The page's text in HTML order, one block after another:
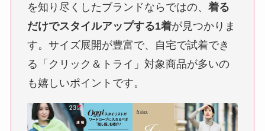
を知り尽くしたブランドならではの、 着る
だけでスタイルアップする1着が見つかりま
す。サイズ展開が豊富で、自宅で試着でき
る「クリック＆トライ」対象商品が多いの
も嬉しいポイントです。